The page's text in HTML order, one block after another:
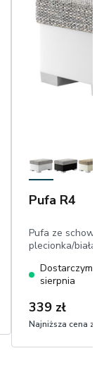
Pufa R4
Pufa ze
plecionka/biała
Dostarczymy
sierpnia
339 zł
Najniższa cena z